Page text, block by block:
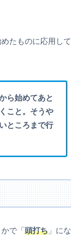
たものに応用して
ら始めてあと
こと。そうや
ところまで行
で「 頭打ち 」にな